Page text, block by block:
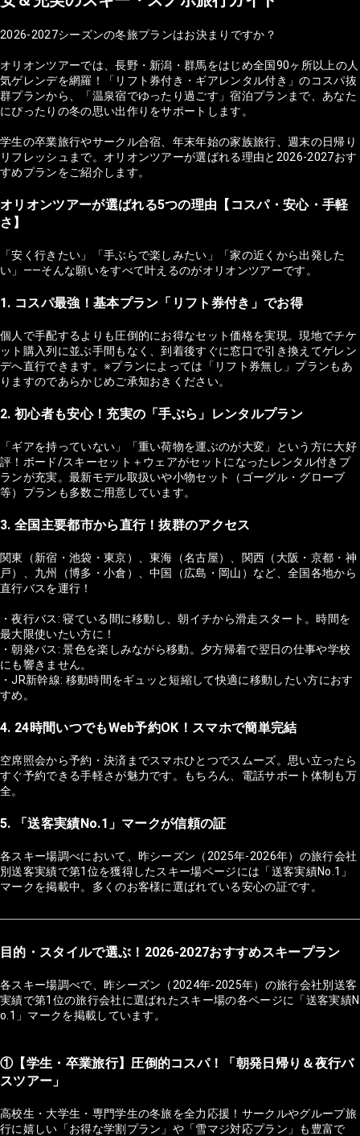
2026-2027シーズンの冬旅プランはお決まりですか？
オリオンツアーでは、長野・新潟・群馬をはじめ全国90ヶ所以上の人
気ゲレンデを網羅！「リフト券付き・ギアレンタル付き」のコスパ抜
群プランから、「温泉宿でゆったり過ごす」宿泊プランまで、あなた
にぴったりの冬の思い出作りをサポートします。
学生の卒業旅行やサークル合宿、年末年始の家族旅行、週末の日帰り
リフレッシュまで。オリオンツアーが選ばれる理由と2026-2027おす
すめプランをご紹介します。
オリオンツアーが選ばれる5つの理由【コスパ・安心・手軽
さ】
「安く行きたい」「手ぶらで楽しみたい」「家の近くから出発した
い」——そんな願いをすべて叶えるのがオリオンツアーです。
1. コスパ最強！基本プラン「リフト券付き」でお得
個人で手配するよりも圧倒的にお得なセット価格を実現。現地でチケ
ット購入列に並ぶ手間もなく、到着後すぐに窓口で引き換えてゲレン
デへ直行できます。※プランによっては「リフト券無し」プランもあ
りますのであらかじめご承知おきください。
2. 初心者も安心！充実の「手ぶら」レンタルプラン
「ギアを持っていない」「重い荷物を運ぶのが大変」という方に大好
評！ボード/スキーセット＋ウェアがセットになったレンタル付きプ
ランが充実。最新モデル取扱いや小物セット（ゴーグル・グローブ
等）プランも多数ご用意しています。
3. 全国主要都市から直行！抜群のアクセス
関東（新宿・池袋・東京）、東海（名古屋）、関西（大阪・京都・神
戸）、九州（博多・小倉）、中国（広島・岡山）など、全国各地から
直行バスを運行！
・夜行バス: 寝ている間に移動し、朝イチから滑走スタート。時間を
最大限使いたい方に！
・朝発バス: 景色を楽しみながら移動。夕方帰着で翌日の仕事や学校
にも響きません。
・JR新幹線: 移動時間をギュッと短縮して快適に移動したい方におす
すめ。
4. 24時間いつでもWeb予約OK！スマホで簡単完結
空席照会から予約・決済までスマホひとつでスムーズ。思い立ったら
すぐ予約できる手軽さが魅力です。もちろん、電話サポート体制も万
全。
5. 「送客実績No.1」マークが信頼の証
各スキー場調べにおいて、昨シーズン（2025年-2026年）の旅行会社
別送客実績で第1位を獲得したスキー場ページには「送客実績No.1」
マークを掲載中。多くのお客様に選ばれている安心の証です。
目的・スタイルで選ぶ！2026-2027おすすめスキープラン
各スキー場調べで、昨シーズン（2024年-2025年）の旅行会社別送客
実績で第1位の旅行会社に選ばれたスキー場の各ページに「送客実績N
o.1」マークを掲載しています。
①【学生・卒業旅行】圧倒的コスパ！「朝発日帰り＆夜行バ
スツアー」
高校生・大学生・専門学生の冬旅を全力応援！サークルやグループ旅
行に嬉しい「お得な学割プラン」や「雪マジ対応プラン」も豊富で